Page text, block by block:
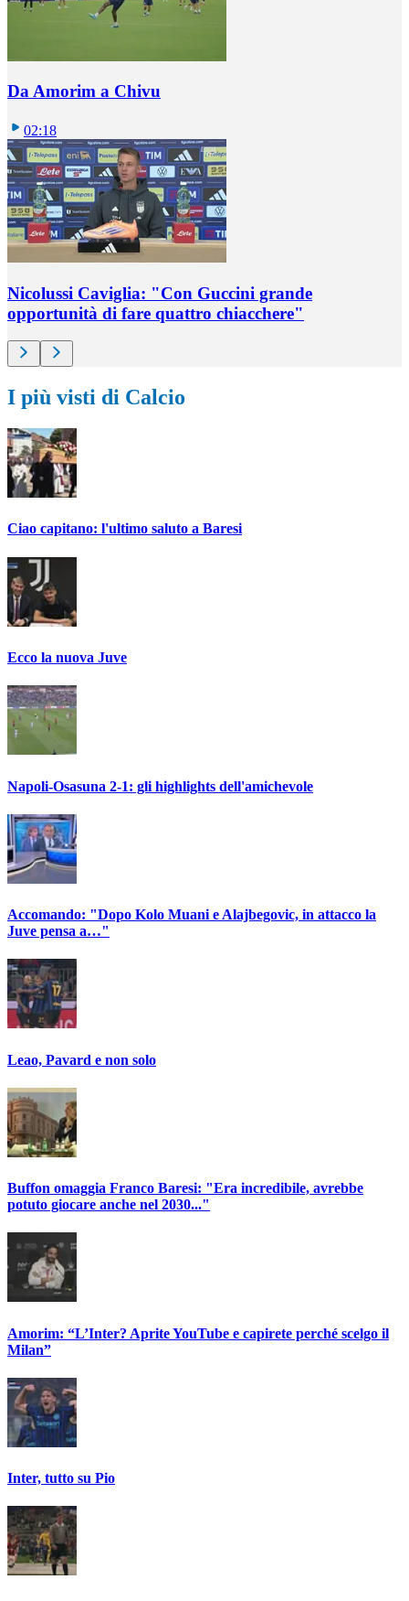
Da Amorim a Chivu
02:18
Nicolussi Caviglia: "Con Guccini grande
opportunità di fare quattro chiacchere"
I più visti di Calcio
Ciao capitano: l'ultimo saluto a Baresi
Ecco la nuova Juve
Napoli-Osasuna 2-1: gli highlights dell'amichevole
Accomando: "Dopo Kolo Muani e Alajbegovic, in attacco la
Juve pensa a…"
Leao, Pavard e non solo
Buffon omaggia Franco Baresi: "Era incredibile, avrebbe
potuto giocare anche nel 2030..."
Amorim: “L’Inter? Aprite YouTube e capirete perché scelgo il
Milan”
Inter, tutto su Pio